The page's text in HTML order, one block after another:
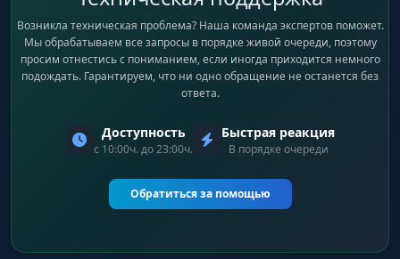
Возникла техническая проблема? Наша команда экспертов поможет.
Мы обрабатываем все запросы в порядке живой очереди, поэтому
просим отнестись с пониманием, если иногда приходится немного
подождать. Гарантируем, что ни одно обращение не останется без
ответа.
Доступность
с 10:00ч. до 23:00ч.
Быстрая реакция
В порядке очереди
Обратиться за помощью